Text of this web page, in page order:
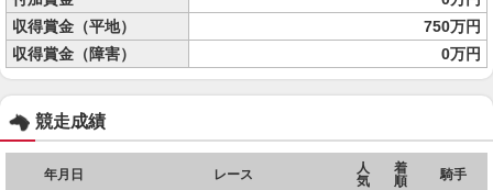
収得賞金（平地）
750万円
収得賞金（障害）
0万円
競走成績
年月日 レース
人
気
着
順
騎手